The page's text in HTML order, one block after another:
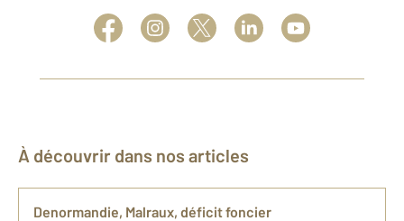
À découvrir dans nos articles
Denormandie, Malraux, déficit foncier